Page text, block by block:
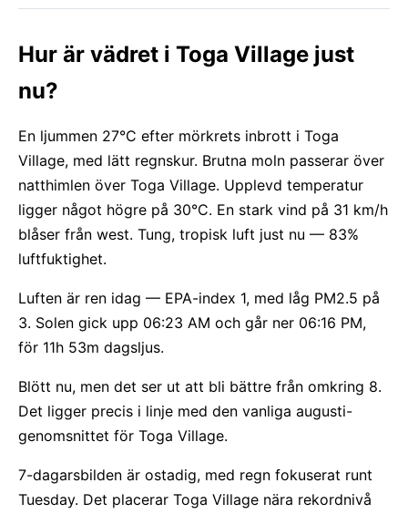
Hur är vädret i Toga Village just
nu?
En ljummen 27°C efter mörkrets inbrott i Toga
Village, med lätt regnskur. Brutna moln passerar över
natthimlen över Toga Village. Upplevd temperatur
ligger något högre på 30°C. En stark vind på 31 km/h
blåser från west. Tung, tropisk luft just nu — 83%
luftfuktighet.
Luften är ren idag — EPA-index 1, med låg PM2.5 på
3. Solen gick upp 06:23 AM och går ner 06:16 PM,
för 11h 53m dagsljus.
Blött nu, men det ser ut att bli bättre från omkring 8.
Det ligger precis i linje med den vanliga augusti-
genomsnittet för Toga Village.
7-dagarsbilden är ostadig, med regn fokuserat runt
Tuesday. Det placerar Toga Village nära rekordnivå